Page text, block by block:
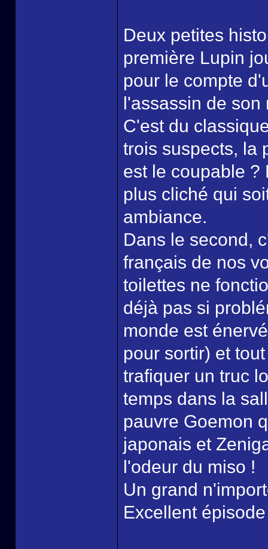
Deux petites
première Lupin
pour le compte
l'assassin de son
C'est du
trois suspects, la
est le coupable ?
plus cliché qui
ambiance.
Dans le second,
français de nos
toilettes ne
déjà pas si
monde est
pour sortir) et
trafiquer un truc
temps dans la
pauvre Goemon
japonais et
l'odeur du miso !
Un grand
Excellent